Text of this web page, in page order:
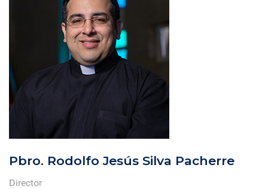
Pbro. Rodolfo Jesús Silva Pacherre
Director